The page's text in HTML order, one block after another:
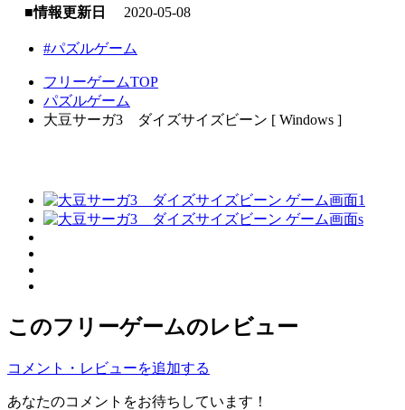
■情報更新日
2020-05-08
#パズルゲーム
フリーゲームTOP
パズルゲーム
大豆サーガ3 ダイズサイズビーン [ Windows ]
このフリーゲームのレビュー
コメント・レビューを追加する
あなたのコメントをお待ちしています！